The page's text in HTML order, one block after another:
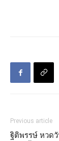
Previous article
ฐิติพรรษ์ หวดวั